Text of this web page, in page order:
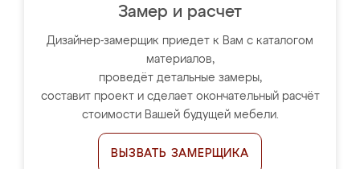
Замер и расчет
Дизайнер-замерщик приедет к Вам с каталогом
материалов,
проведёт детальные замеры,
составит проект и сделает окончательный расчёт
стоимости Вашей будущей мебели.
ВЫЗВАТЬ ЗАМЕРЩИКА